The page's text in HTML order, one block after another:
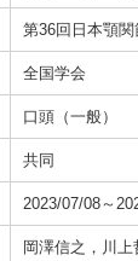
第36回日本顎
全国学会
口頭（一般）
共同
2023/07/08～
岡澤信之，川上